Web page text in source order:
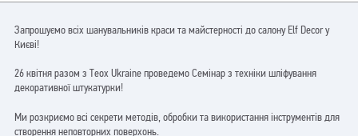
Запрошуємо всіх шанувальників краси та майстерності до салону Elf Decor у
Києві!
26 квітня разом з Teox Ukraineпроведемо Семінар з техніки шліфування
декоративної штукатурки!
Ми розкриємо всі секрети методів, обробки та використання інструментів для
створення неповторних поверхонь.